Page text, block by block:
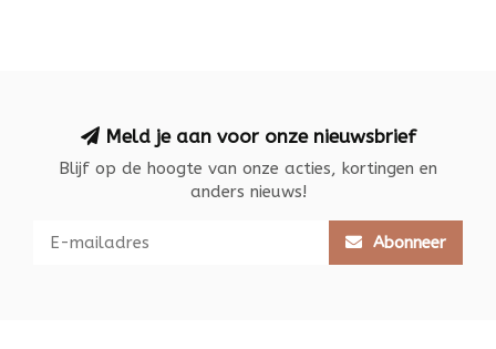
Meld je aan voor onze nieuwsbrief
Blijf op de hoogte van onze acties, kortingen en
anders nieuws!
Abonneer